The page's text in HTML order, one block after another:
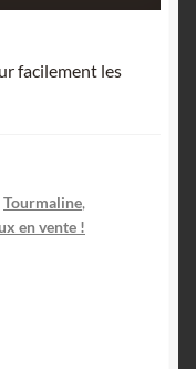
facilement les
Tourmaline,
en vente !